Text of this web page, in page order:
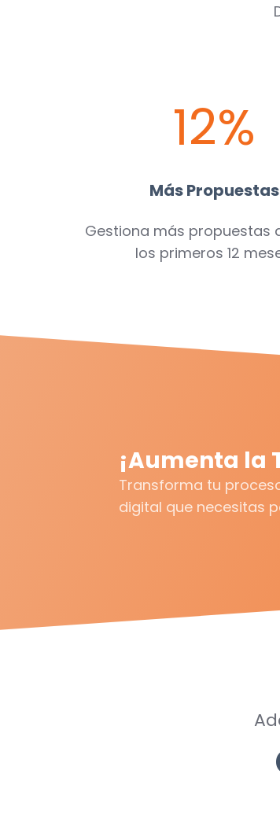
12%
Más Propuestas
Gestiona más propuestas
los primeros 12
¡Aumenta la
Transforma tu
digital que necesitas